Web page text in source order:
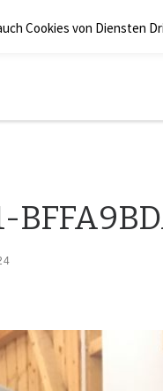
Cookies von Diensten